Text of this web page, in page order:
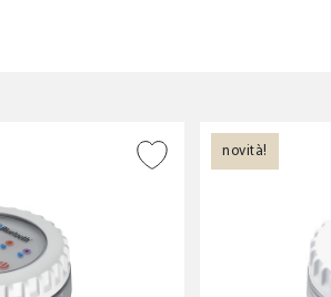
TIPOLOGIA DI PRODOTTO
Programmatori a tenuta
stagna
Sensori di pioggia
novità!